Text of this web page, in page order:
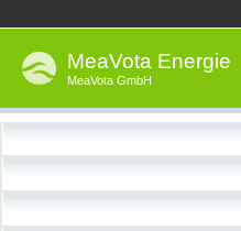
MeaVota Energie
MeaVota GmbH